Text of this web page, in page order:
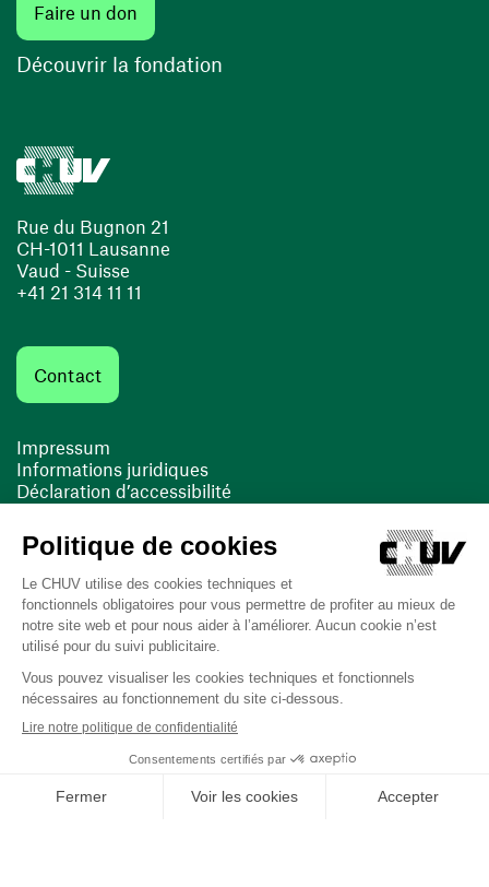
Rue du Bugnon 21
CH-1011 Lausanne
Vaud - Suisse
+41 21 314 11 11
Contact
Impressum
Informations juridiques
Déclaration d’accessibilité
Cookies
(ouvre une nouvelle fenêtre)
(ouvre une nouvelle fenêtre)
Dernière mise à jour le 13/08/2025 à 10:19
Faire un don
Découvrir la fondation